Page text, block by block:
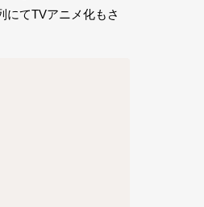
にてTVアニメ化もさ